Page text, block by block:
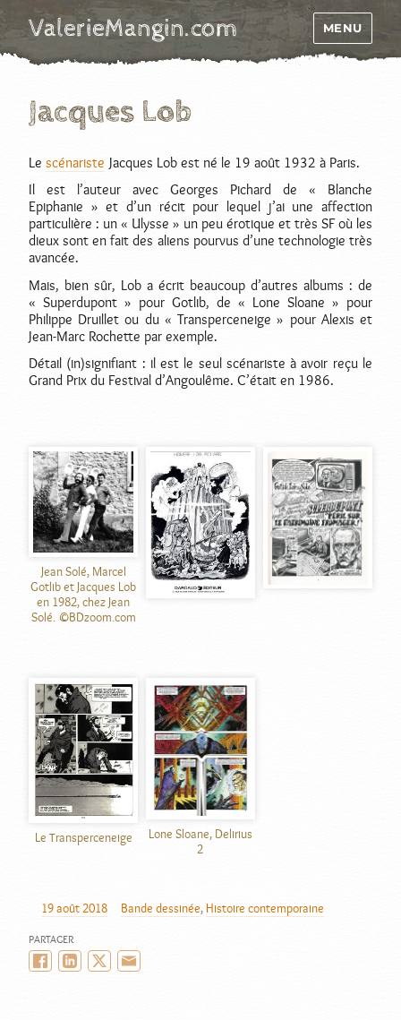
ValerieMangin.com MENU
Jacques Lob
Le scénariste Jacques Lob est né le 19 août 1932 à Paris.
Il est l’auteur avec Georges Pichard de « Blanche
Epiphanie » et d’un récit pour lequel j’ai une affection
particulière : un « Ulysse » un peu érotique et très SF où les
dieux sont en fait des aliens pourvus d’une technologie très
avancée.
Mais, bien sûr, Lob a écrit beaucoup d’autres albums : de
« Superdupont » pour Gotlib, de « Lone Sloane » pour
Philippe Druillet ou du « Transperceneige » pour Alexis et
Jean-Marc Rochette par exemple.
Détail (in)signifiant : il est le seul scénariste à avoir reçu le
Grand Prix du Festival d’Angoulême. C’était en 1986.
Jean Solé, Marcel
Gotlib et Jacques Lob
en 1982, chez Jean
Solé. ©BDzoom.com
Le Transperceneige
Lone Sloane, Delirius
2
AUTEUR
PUBLIÉ
19 août 2018 CATÉGORIES
Bande dessinée, Histoire contemporaine
PARTAGER
FacebookLinkedInTwitter/X